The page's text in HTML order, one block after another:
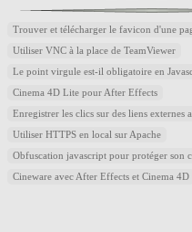
Trouver et télécharger le favicon d'une
Utiliser VNC à la place de TeamViewer
Le point virgule est-il obligatoire en
Cinema 4D Lite pour After Effects
Enregistrer les clics sur des liens externes
Utiliser HTTPS en local sur Apache
Obfuscation javascript pour protéger son
Cineware avec After Effects et Cinema 4D